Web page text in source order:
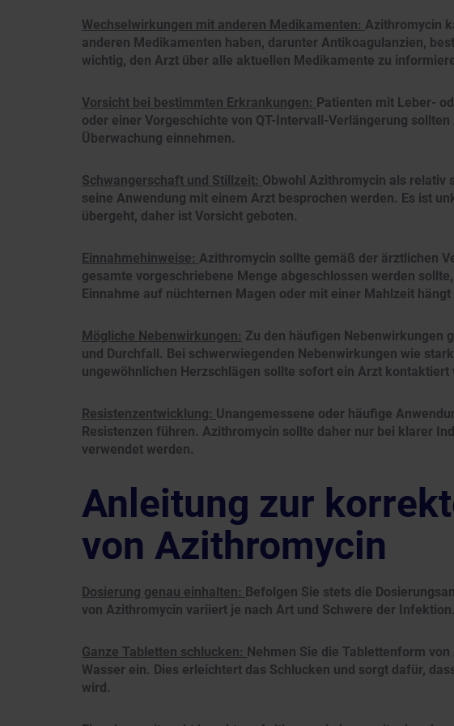
Wechselwirkungen mit anderen Medikamenten: Azithromycin
anderen Medikamenten haben, darunter Antikoagulanzien,
wichtig, den Arzt über alle aktuellen Medikamente zu
Vorsicht bei bestimmten Erkrankungen: Patienten mit Leber-
oder einer Vorgeschichte von QT-Intervall-Verlängerung
Überwachung einnehmen.
Schwangerschaft und Stillzeit: Obwohl Azithromycin als relativ
seine Anwendung mit einem Arzt besprochen werden. Es ist
übergeht, daher ist Vorsicht geboten.
Einnahmehinweise: Azithromycin sollte gemäß der ärztlichen
gesamte vorgeschriebene Menge abgeschlossen werden
Einnahme auf nüchternen Magen oder mit einer Mahlzeit
Mögliche Nebenwirkungen: Zu den häufigen Nebenwirkungen
und Durchfall. Bei schwerwiegenden Nebenwirkungen wie
ungewöhnlichen Herzschlägen sollte sofort ein Arzt kontaktiert
Resistenzentwicklung: Unangemessene oder häufige
Resistenzen führen. Azithromycin sollte daher nur bei klarer
verwendet werden.
Anleitung zur
von Azithromycin
Dosierung genau einhalten: Befolgen Sie stets die
von Azithromycin variiert je nach Art und Schwere der Infektion.
Ganze Tabletten schlucken: Nehmen Sie die Tablettenform
Wasser ein. Dies erleichtert das Schlucken und sorgt dafür,
wird.